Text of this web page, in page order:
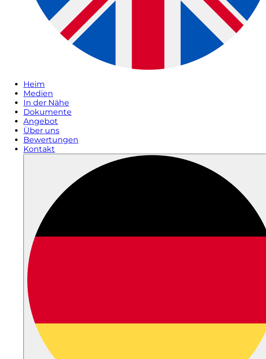
Heim
Medien
In der Nähe
Dokumente
Angebot
Über uns
Bewertungen
Kontakt